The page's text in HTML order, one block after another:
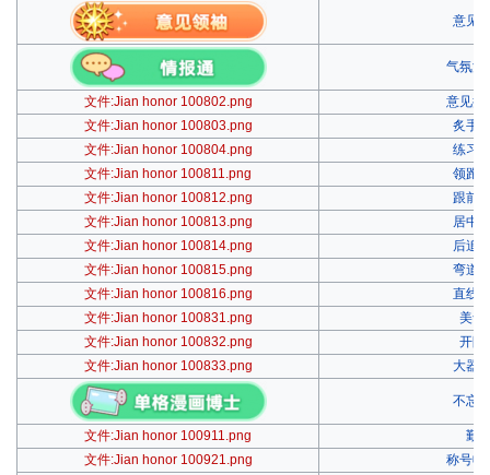
意见
气氛活
文件:Jian honor 100802.png
意见提
文件:Jian honor 100803.png
炙手
文件:Jian honor 100804.png
练习
文件:Jian honor 100811.png
领跑
文件:Jian honor 100812.png
跟前
文件:Jian honor 100813.png
居中
文件:Jian honor 100814.png
后追
文件:Jian honor 100815.png
弯道
文件:Jian honor 100816.png
直线
文件:Jian honor 100831.png
美食
文件:Jian honor 100832.png
开眼
文件:Jian honor 100833.png
大器
不忘
文件:Jian honor 100911.png
勤
文件:Jian honor 100921.png
称号收